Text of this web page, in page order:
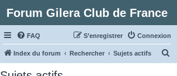
Forum Gilera Club de France
FAQ Connexion
S’enregistrer
Index du forum Rechercher Sujets actifs